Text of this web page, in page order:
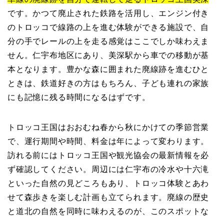
です。かつて廃止された鉄路を活用し、エンジン付き
のトロッコで線路の上を進む体験ができる施設で、自
分の手でレールの上を走る感覚はここでしか味わえま
せん。仁宇布地区にあり、美深駅から車での移動が基
本となります。豊かな森に囲まれた廃線跡を進むひと
ときは、鉄道好きの方はもちろん、子ども連れの家族
にも記憶に残る時間になるはずです。
トロッコ王国はおおむね春から秋にかけての季節営業
で、運行期間や時間、料金は年によって変わります。
訪れる前にはトロッコ王国や観光協会の最新情報を必
ず確認してください。周辺には仁宇布の冷水や十六滝
といった自然の見どころもあり、トロッコ体験とあわ
せて森歩きを楽しむ計画も立てられます。廃線の歴史
と道北の自然を同時に味わえるのが、このスポットな